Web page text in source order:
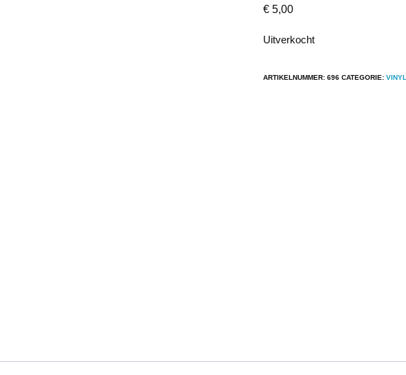
€ 5,00
Uitverkocht
ARTIKELNUMMER:696 CATEGORIE: